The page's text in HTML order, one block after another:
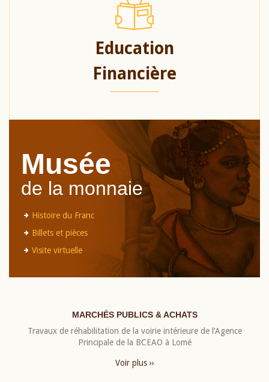
Education
Financière
Musée
de la monnaie
Histoire du Franc
Billets et pièces
Visite virtuelle
MARCHÉS PUBLICS & ACHATS
Travaux de réhabilitation de la voirie intérieure de l’Agence
Principale de la BCEAO à Lomé
Voir plus ››